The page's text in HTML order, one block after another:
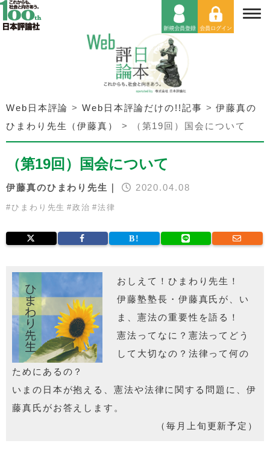
Web日本評論 >Web日本評論だけの!!記事 >伊藤真の
ひまわり先生（伊藤真）
> （第19回）国会について
（第19回）国会について
伊藤真のひまわり先生｜ 2020.04.08
#ひまわり先生 #政治 #法律
おしえて！ひまわり先生！
伊藤塾塾長・伊藤真氏が、い
ま、憲法の重要性を語る！
憲法ってなに？憲法ってどう
して大切なの？法律って何の
ためにあるの？
いまの日本が抱える、憲法や法律に関する問題に、伊
藤真氏がお答えします。
（毎月上旬更新予定）